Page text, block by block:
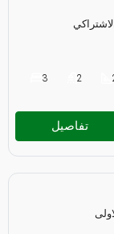
3 2
تفاصيل